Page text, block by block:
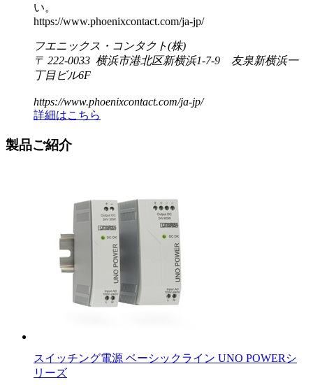
い。
https://www.phoenixcontact.com/ja-jp/
フエニックス・コンタクト(株)
〒 222-0033 横浜市港北区新横浜1-7-9 友泉新横浜一
丁目ビル6F
https://www.phoenixcontact.com/ja-jp/
詳細はこちら
製品ご紹介
スイッチング電源 ベーシックライン UNO POWERシ
リーズ